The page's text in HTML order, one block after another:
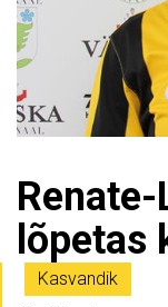
lõpetas
Kasvandik